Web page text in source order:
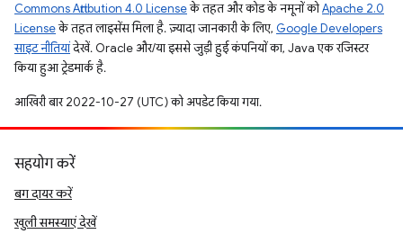
Commons Attribution 4.0 Licenseके तहत और कोड के नमूनों कोApache 2.0
Licenseके तहत लाइसेंस मिला है. ज़्यादा जानकारी के लिए, Google Developers
साइट नीतियांदेखें. Oracle और/या इससे जुड़ी हुई कंपनियों का, Java एक रजिस्टर
किया हुआ ट्रेडमार्क है.
आखिरी बार 2022-10-27 (UTC) को अपडेट किया गया.
सहयोग करें
बग दायर करें
खुली समस्याएं देखें